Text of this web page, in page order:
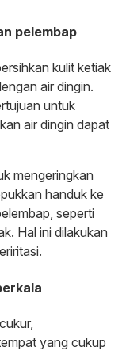
pelembap
kulit ketiak
air dingin.
untuk
air dingin dapat
mengeringkan
handuk ke
seperti
Hal ini dilakukan
yang cukup